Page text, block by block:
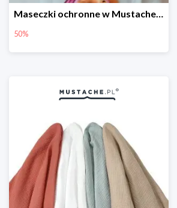
Maseczki ochronne w Mustache.pl do -50%
50%